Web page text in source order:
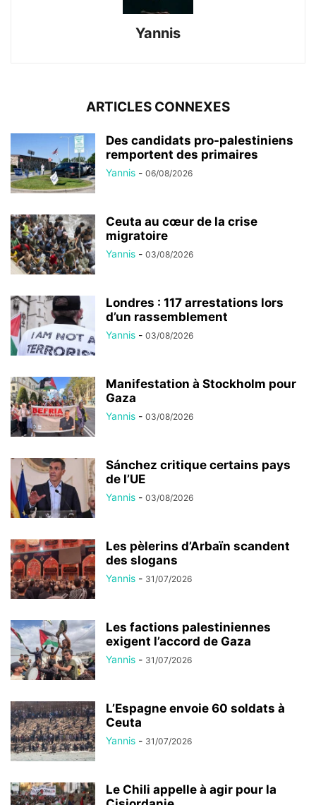
Yannis
ARTICLES CONNEXES
Des candidats pro-palestiniens
remportent des primaires
Yannis - 06/08/2026
Ceuta au cœur de la crise
migratoire
Yannis - 03/08/2026
Londres : 117 arrestations lors
d’un rassemblement
Yannis - 03/08/2026
Manifestation à Stockholm pour
Gaza
Yannis - 03/08/2026
Sánchez critique certains pays
de l’UE
Yannis - 03/08/2026
Les pèlerins d’Arbaïn scandent
des slogans
Yannis - 31/07/2026
Les factions palestiniennes
exigent l’accord de Gaza
Yannis - 31/07/2026
L’Espagne envoie 60 soldats à
Ceuta
Yannis - 31/07/2026
Le Chili appelle à agir pour la